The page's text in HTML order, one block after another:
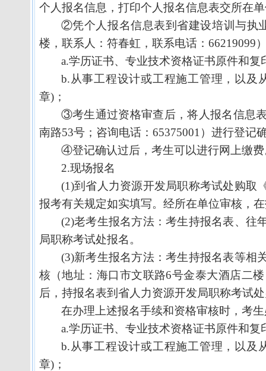
个人报名信息，打印个人报名信息表交所在
②凭个人报名信息表到省建设培训与执
楼，联系人：符春虹，联系电话： 66219099
a.学历证书、专业技术资格证书原件和复
b.从事工程设计或工程施工管理，以及
章)；
③考生通过资格审查后，将人报名信息
南路53号；咨询电话： 65375001 ）进行登记
④登记确认过后，考生可以进行网上缴
2.现场报名
(1)到省人力资源开发局职称考试处购取
报考有关规定如实填写。经所在单位审核，
(2)老考生报名方法：考生持报名表、往
局职称考试处报名。
(3)新考生报名方法：考生持报名表等相
核（地址：海口市文联路6号金泰大酒店二
后，持报名表到省人力资源开发局职称考试
在办理上述报名手续和资格审核时，考
a.学历证书、专业技术资格证书原件和复
b.从事工程设计或工程施工管理，以及
章)；